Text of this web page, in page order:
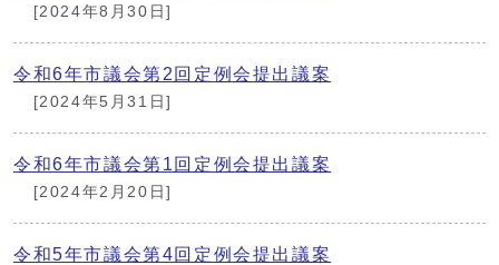
[2024年8月30日]
令和6年市議会第2回定例会提出議案
[2024年5月31日]
令和6年市議会第1回定例会提出議案
[2024年2月20日]
令和5年市議会第4回定例会提出議案